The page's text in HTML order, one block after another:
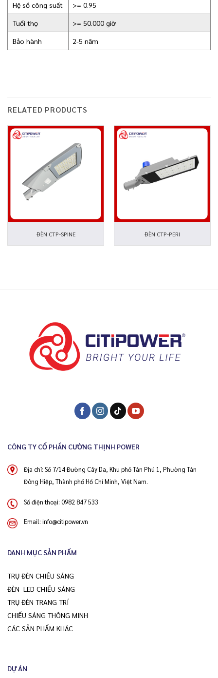
Hệ số công suất >= 0.95
Tuổi thọ >= 50.000 giờ
Bảo hành 2-5 năm
RELATED PRODUCTS
ĐÈN CTP-SPINE ĐÈN CTP-PERI
CÔNG TY CỔ PHẦN CƯỜNG THỊNH POWER
Địa chỉ: Số 7/14 Đường Cây Da, Khu phố Tân Phú 1, Phường Tân
Đông Hiệp, Thành phố Hồ Chí Minh, Việt Nam.
Số điện thoại: 0982 847 533
Email: info@citipower.vn
DANH MỤC SẢN PHẨM
TRỤ ĐÈN CHIẾU SÁNG
ĐÈN LED CHIẾU SÁNG
TRỤ ĐÈN TRANG TRÍ
CHIẾU SÁNG THÔNG MINH
CÁC SẢN PHẨM KHÁC
DỰ ÁN